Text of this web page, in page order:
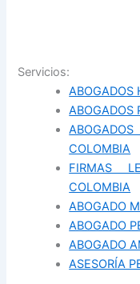
Servicios:
ABOGADOS
ABOGADOS
COLOMBIA
FIRMAS
COLOMBIA
ABOGADO
ABOGADO
ABOGADO
ASESORÍA